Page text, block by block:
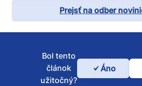
Prejsť na odber
Bol
Bol tento
článok
užitočný?
Áno